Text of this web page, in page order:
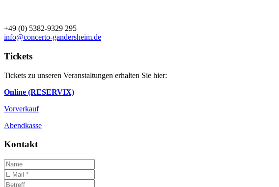
+49 (0) 5382-9329 295
info@concerto-gandersheim.de
Tickets
Tickets zu unseren Veranstaltungen erhalten Sie hier:
Online (RESERVIX)
Vorverkauf
Abendkasse
Kontakt